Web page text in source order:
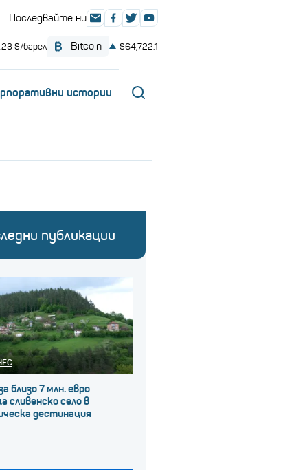
истории
публикации
близо 7 млн. евро
сливенско село в
дестинация